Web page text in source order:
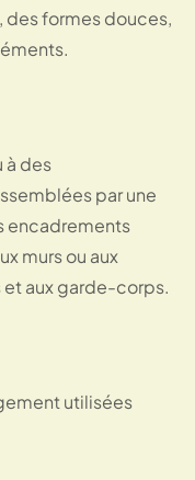
formes douces,
à des
par une
encadrements
murs ou aux
et aux garde-corps.
utilisées